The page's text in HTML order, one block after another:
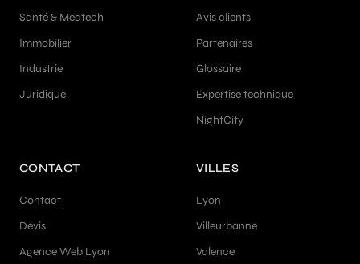
Santé & Medtech
Immobilier
Industrie
Juridique
Avis clients
Partenaires
Glossaire
Expertise technique
NightCity
CONTACT
Contact
Devis
Agence Web Lyon
VILLES
Lyon
Villeurbanne
Valence